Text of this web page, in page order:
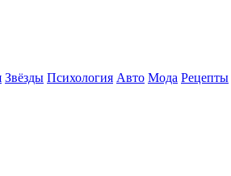
Звёзды Психология Авто Мода Рецепты